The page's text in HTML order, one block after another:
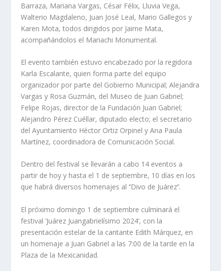
Barraza, Mariana Vargas, César Félix, Lluvia Vega,
Walterio Magdaleno, Juan José Leal, Mario Gallegos y
Karen Mota, todos dirigidos por Jaime Mata,
acompañándolos el Mariachi Monumental.
El evento también estuvo encabezado por la regidora
Karla Escalante, quien forma parte del equipo
organizador por parte del Gobierno Municipal; Alejandra
Vargas y Rosa Guzmán, del Museo de Juan Gabriel;
Felipe Rojas, director de la Fundación Juan Gabriel;
Alejandro Pérez Cuéllar, diputado electo; el secretario
del Ayuntamiento Héctor Ortiz Orpinel y Ana Paula
Martínez, coordinadora de Comunicación Social.
Dentro del festival se llevarán a cabo 14 eventos a
partir de hoy y hasta el 1 de septiembre, 10 días en los
que habrá diversos homenajes al ‘’Divo de Juárez’’.
El próximo domingo 1 de septiembre culminará el
festival ‘Juárez Juangabrielísimo 2024’, con la
presentación estelar de la cantante Edith Márquez, en
un homenaje a Juan Gabriel a las 7:00 de la tarde en la
Plaza de la Mexicanidad.